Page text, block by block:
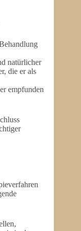
natürlicher
die er als
empfunden